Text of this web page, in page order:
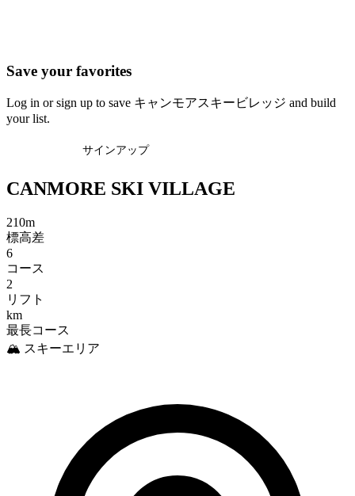
Save your favorites
Log in or sign up to save キャンモアスキービレッジ and build
your list.
サインアップ
CANMORE SKI VILLAGE
210m
標高差
6
コース
2
リフト
km
最長コース
🏔️ スキーエリア